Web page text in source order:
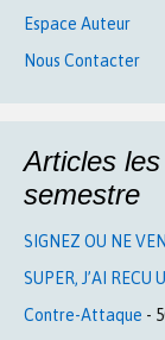
Espace Auteur
Nous Contacter
Articles
semestre
SIGNEZ OU NE
SUPER, J’AI RECU
Contre-Attaque -